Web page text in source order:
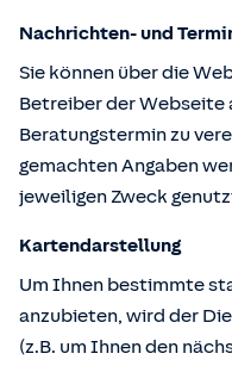
Nachrichten- und
Sie können über die
Betreiber der Webseite
Beratungstermin zu
gemachten Angaben
jeweiligen Zweck
Kartendarstellung
Um Ihnen bestimmte
anzubieten, wird der
(z.B. um Ihnen den